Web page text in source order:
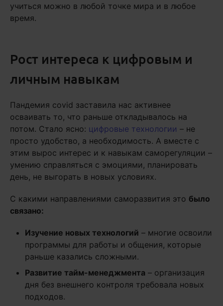
учиться можно в любой точке мира и в любое
время.
Рост интереса к цифровым и
личным навыкам
Пандемия covid заставила нас активнее
осваивать то, что раньше откладывалось на
потом. Стало ясно: цифровые технологии – не
просто удобство, а необходимость. А вместе с
этим вырос интерес и к навыкам саморегуляции –
умению справляться с эмоциями, планировать
день, не выгорать в новых условиях.
С какими направлениями саморазвития это было
связано:
Изучение новых технологий – многие освоили
программы для работы и общения, которые
раньше казались сложными.
Развитие тайм-менеджмента – организация
дня без внешнего контроля требовала новых
подходов.